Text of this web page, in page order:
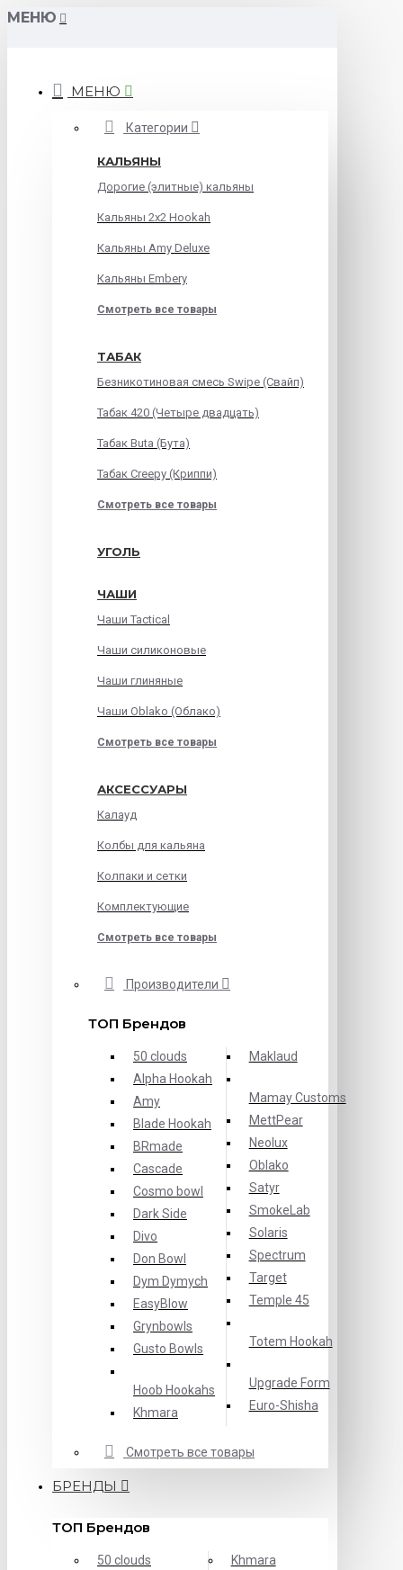
МЕНЮ
МЕНЮ
Категории
КАЛЬЯНЫ
Дорогие (элитные) кальяны
Кальяны 2х2 Hookah
Кальяны Amy Deluxe
Кальяны Embery
Смотреть все товары
ТАБАК
Безникотиновая смесь Swipe (Свайп)
Табак 420 (Четыре двадцать)
Табак Buta (Бута)
Табак Creepy (Криппи)
Смотреть все товары
УГОЛЬ
ЧАШИ
Чаши Tactical
Чаши силиконовые
Чаши глиняные
Чаши Oblako (Облако)
Смотреть все товары
АКСЕССУАРЫ
Калауд
Колбы для кальяна
Колпаки и сетки
Комплектующие
Смотреть все товары
Производители
ТОП Брендов
50 clouds
Alpha Hookah
Amy
Blade Hookah
BRmade
Cascade
Cosmo bowl
Dark Side
Divo
Don Bowl
Dym Dymych
EasyBlow
Grynbowls
Gusto Bowls
Hoob Hookahs
Khmara
Maklaud
Mamay Customs
MettPear
Neolux
Oblako
Satyr
SmokeLab
Solaris
Spectrum
Target
Temple 45
Totem Hookah
Upgrade Form
Еuro-Shisha
Смотреть все товары
БРЕНДЫ
ТОП Брендов
50 clouds
Khmara